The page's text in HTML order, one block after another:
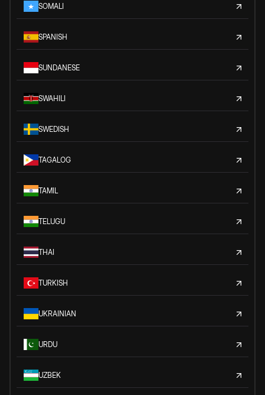
SOMALI
SPANISH
SUNDANESE
SWAHILI
SWEDISH
TAGALOG
TAMIL
TELUGU
THAI
TURKISH
UKRAINIAN
URDU
UZBEK